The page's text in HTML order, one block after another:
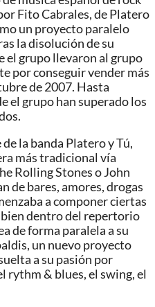
Fito Cabrales, de Platero
un proyecto paralelo
la disolución de su
el grupo llevaron al grupo
por conseguir vender más
de 2007.​ Hasta
el grupo han superado los
la banda Platero y Tú,
más tradicional vía
Rolling Stones o John
de bares, amores, drogas
a componer ciertas
dentro del repertorio
de forma paralela a su
un nuevo proyecto
a su pasión por
rythm & blues, el swing, el